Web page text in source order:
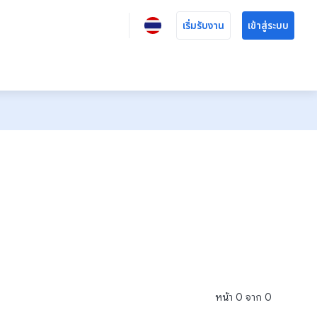
เริ่มรับงาน เข้าสู่ระบบ
หน้า 0 จาก 0